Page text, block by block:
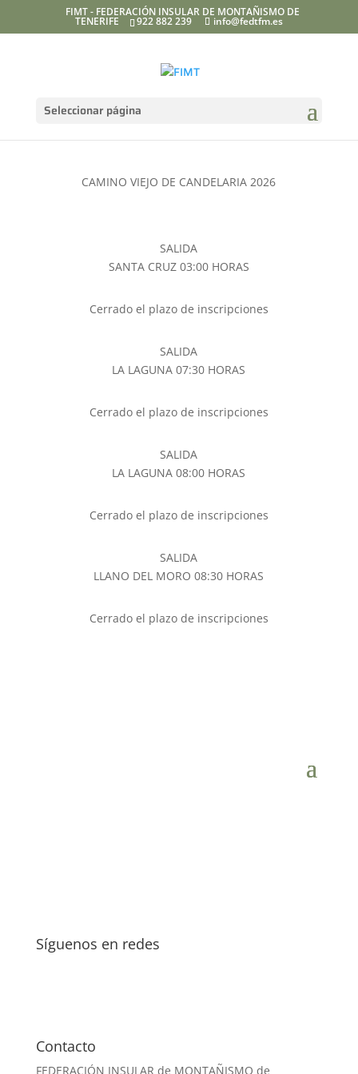
FIMT - FEDERACIÓN INSULAR DE MONTAÑISMO DE
TENERIFE 922 882 239 info@fedtfm.es
Seleccionar página
CAMINO VIEJO DE CANDELARIA 2026
SALIDA
SANTA CRUZ 03:00 HORAS
Cerrado el plazo de inscripciones
SALIDA
LA LAGUNA 07:30 HORAS
Cerrado el plazo de inscripciones
SALIDA
LA LAGUNA 08:00 HORAS
Cerrado el plazo de inscripciones
SALIDA
LLANO DEL MORO 08:30 HORAS
Cerrado el plazo de inscripciones
Síguenos en redes
Contacto
FEDERACIÓN INSULAR de MONTAÑISMO de